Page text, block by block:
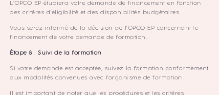
L’OPCO EP étudiera votre demande de financement en fonction
des critères d’éligibilité et des disponibilités budgétaires.
Vous serez informé de la décision de l’OPCO EP concernant le
financement de votre demande de formation.
Étape 8 : Suivi de la formation
Si votre demande est acceptée, suivez la formation conformément
aux modalités convenues avec l’organisme de formation.
Il est important de noter que les procédures et les critères